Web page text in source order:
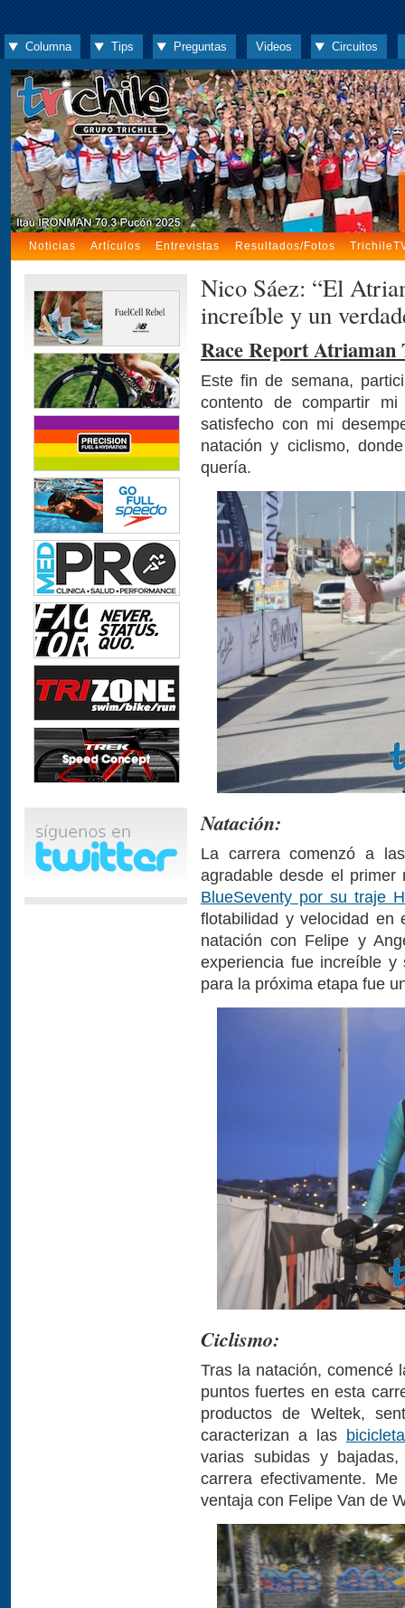
Columna Tips Preguntas Videos Circuitos
Noticias Artículos Entrevistas Resultados/Fotos
Nico Sáez: “El
increíble y un
Race Report Atriaman
Este fin de semana,
contento de compartir mi
satisfecho con mi
natación y ciclismo,
quería.
Natación:
La carrera comenzó a
agradable desde el primer
BlueSeventy por su traje
flotabilidad y velocidad en
natación con Felipe y
experiencia fue increíble
para la próxima etapa fue
Ciclismo:
Tras la natación, comencé
puntos fuertes en esta
productos de Weltek,
caracterizan a las
varias subidas y
carrera efectivamente.
ventaja con Felipe Van de